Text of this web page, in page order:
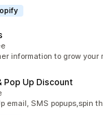
information to grow your
Pop Up Discount
email, SMS popups,spin